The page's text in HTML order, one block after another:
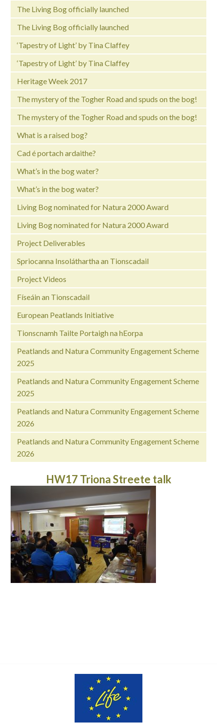
The Living Bog officially launched
The Living Bog officially launched
‘Tapestry of Light’ by Tina Claffey
‘Tapestry of Light’ by Tina Claffey
Heritage Week 2017
The mystery of the Togher Road and spuds on the bog!
The mystery of the Togher Road and spuds on the bog!
What is a raised bog?
Cad é portach ardaithe?
What’s in the bog water?
What’s in the bog water?
Living Bog nominated for Natura 2000 Award
Living Bog nominated for Natura 2000 Award
Project Deliverables
Spriocanna Insoláthartha an Tionscadail
Project Videos
Físeáin an Tionscadail
European Peatlands Initiative
Tionscnamh Tailte Portaigh na hEorpa
Peatlands and Natura Community Engagement Scheme
2025
Peatlands and Natura Community Engagement Scheme
2025
Peatlands and Natura Community Engagement Scheme
2026
Peatlands and Natura Community Engagement Scheme
2026
HW17 Triona Streete talk